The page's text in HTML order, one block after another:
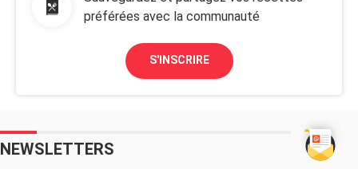
préférées avec la communauté
S'INSCRIRE
NEWSLETTERS